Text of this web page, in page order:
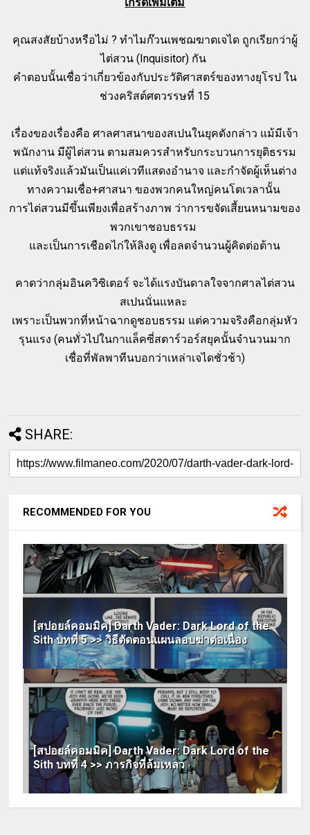
คุณสงสัยบ้างหรือไม่ ? ทำไมก๊วนเพชฌฆาตเจได ถูกเรียกว่าผู้
ไต่สวน (Inquisitor) กัน
คำตอบนั้นเชื่อว่าเกี่ยวข้องกับประวัติศาสตร์ของทางยุโรป ใน
ช่วงคริสต์ศตวรรษที่ 15
เรื่องของเรื่องคือ ศาลศาสนาของสเปนในยุคดังกล่าว แม้มีเจ้า
พนักงาน มีผู้ไต่สวน ตามสมควรสำหรับกระบวนการยุติธรรม
แต่แท้จริงแล้วมันเป็นแค่เวทีแสดงอำนาจ และกำจัดผู้เห็นต่าง
ทางความเชื่อ+ศาสนา ของพวกคนใหญ่คนโตเวลานั้น
การไต่สวนมีขึ้นเพียงเพื่อสร้างภาพ ว่าการขจัดเสี้ยนหนามของ
พวกเขาชอบธรรม
และเป็นการเชือดไก่ให้ลิงดู เพื่อลดจำนวนผู้คิดต่อต้าน
คาดว่ากลุ่มอินควิซิเตอร์ จะได้แรงบันดาลใจจากศาลไต่สวน
สเปนนั่นแหละ
เพราะเป็นพวกที่หน้าฉากดูชอบธรรม แต่ความจริงคือกลุ่มหัว
รุนแรง (คนทั่วไปในกาแล็คซี่สตาร์วอร์สยุคนั้นจำนวนมาก
เชื่อที่พัลพาทีนบอกว่าเหล่าเจไดชั่วช้า)
SHARE:
RECOMMENDED FOR YOU
[สปอยล์คอมมิค] Darth Vader: Dark Lord of the
Sith บทที่ 5 >> วิธีตัดตอนแผนลอบฆ่าต่อเนื่อง
[สปอยล์คอมมิค] Darth Vader: Dark Lord of the
Sith บทที่ 4 >> ภารกิจที่ล้มเหลว